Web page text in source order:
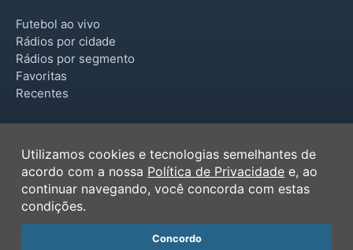
Futebol ao vivo
Rádios por cidade
Rádios por segmento
Favoritas
Recentes
Termos de Uso
Política de Privacidade
Ferramentas
Contato
Utilizamos cookies e tecnologias semelhantes de
acordo com a nossa Política de Privacidade e, ao
continuar navegando, você concorda com estas
condições.
Concordo